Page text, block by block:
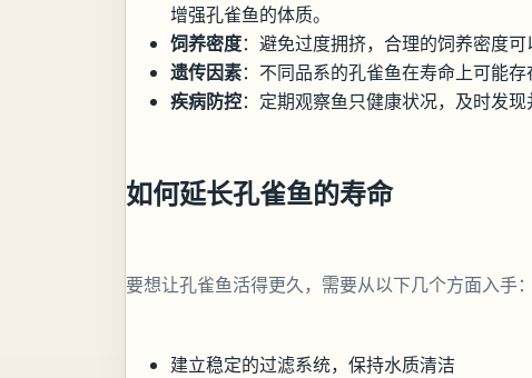
增强孔雀鱼的体质。
饲养密度：避免过度拥挤，合理的饲养密度可
遗传因素：不同品系的孔雀鱼在寿命上可能
疾病防控：定期观察鱼只健康状况，及时发
如何延长孔雀鱼的寿命
要想让孔雀鱼活得更久，需要从以下几个方面入手：
建立稳定的过滤系统，保持水质清洁